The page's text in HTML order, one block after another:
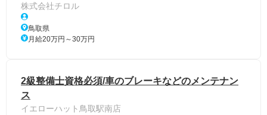
株式会社チロル
鳥取県
月給20万円～30万円
2級整備士資格必須/車のブレーキなどのメンテナン
ス
イエローハット鳥取駅南店